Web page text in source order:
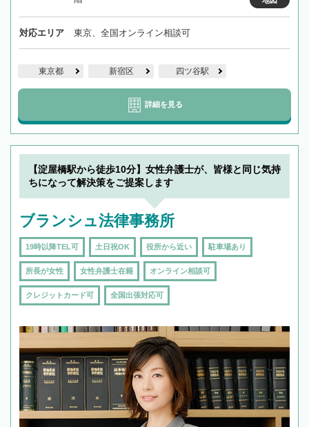
対応エリア 東京、全国オンライン相談可
東京都 新宿区 四ツ谷駅
詳細を見る
【淀屋橋駅から徒歩10分】女性弁護士が、皆様と同じ気持
ちになって解決策をご提案します
ブランシュ法律事務所
19時以降TEL可 土日祝OK 役所から近い 駐車場あり
所長が女性 女性弁護士在籍 オンライン相談可
クレジットカード可 全国出張対応可